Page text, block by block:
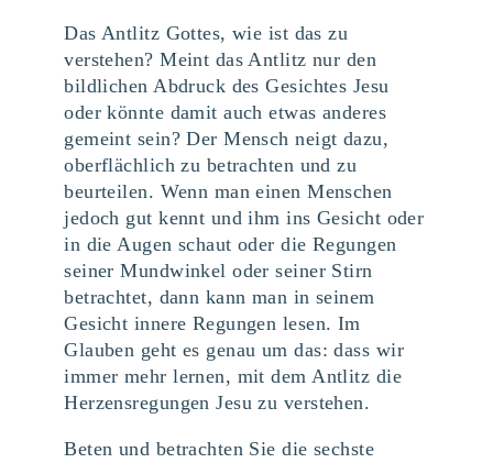
Das Antlitz Gottes, wie ist das zu
verstehen? Meint das Antlitz nur den
bildlichen Abdruck des Gesichtes Jesu
oder könnte damit auch etwas anderes
gemeint sein? Der Mensch neigt dazu,
oberflächlich zu betrachten und zu
beurteilen. Wenn man einen Menschen
jedoch gut kennt und ihm ins Gesicht oder
in die Augen schaut oder die Regungen
seiner Mundwinkel oder seiner Stirn
betrachtet, dann kann man in seinem
Gesicht innere Regungen lesen. Im
Glauben geht es genau um das: dass wir
immer mehr lernen, mit dem Antlitz die
Herzensregungen Jesu zu verstehen.
Beten und betrachten Sie die sechste